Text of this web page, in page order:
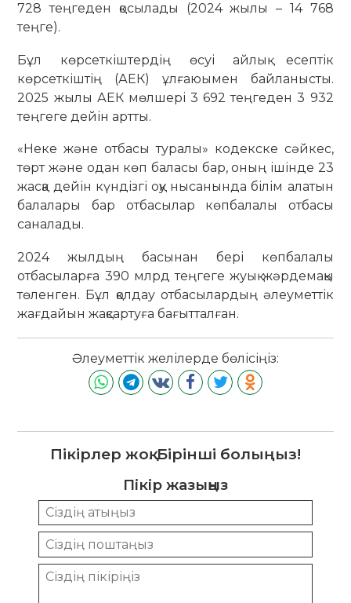
728 теңгеден қосылады (2024 жылы – 14 768
теңге).
Бұл көрсеткіштердің өсуі айлық есептік
көрсеткіштің (АЕК) ұлғаюымен байланысты.
2025 жылы АЕК мөлшері 3 692 теңгеден 3 932
теңгеге дейін артты.
«Неке және отбасы туралы» кодекске сәйкес,
төрт және одан көп баласы бар, оның ішінде 23
жасқа дейін күндізгі оқу нысанында білім алатын
балалары бар отбасылар көпбалалы отбасы
саналады.
2024 жылдың басынан бері көпбалалы
отбасыларға 390 млрд теңгеге жуық жәрдемақы
төленген. Бұл қолдау отбасылардың әлеуметтік
жағдайын жақсартуға бағытталған.
Әлеуметтік желілерде бөлісіңіз:
Пікірлер жоқ. Бірінші болыңыз!
Пікір жазыңыз